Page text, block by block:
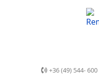
+36 (49) 544- 600